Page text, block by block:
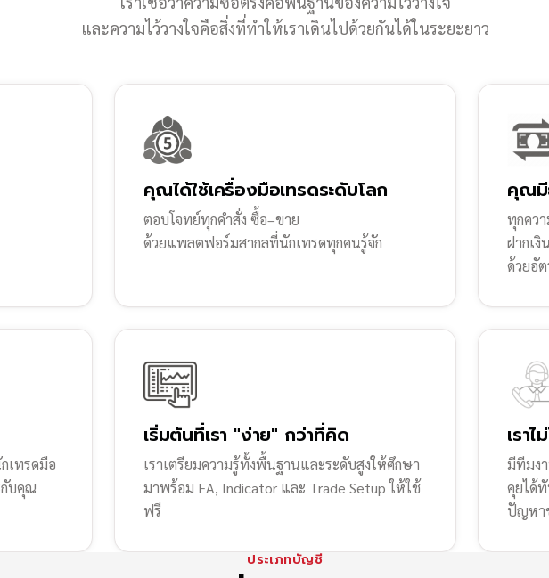
และความไว้วางใจคือสิ่งที่ทำให้เราเดินไปด้วยกันได้ในระยะยาว
คุณได้ใช้เครื่องมือเทรดระดับโลก
ตอบโจทย์ทุกคำสั่ง ซื้อ–ขาย
ด้วยแพลตฟอร์มสากลที่นักเทรดทุกคนรู้จัก
คุณมี
ทุกควา
ฝากเงิ
ด้วยอั
เทรดมือ
บคุณ
เริ่มต้นที่เรา "ง่าย" กว่าที่คิด
เราเตรียมความรู้ทั้งพื้นฐานและระดับสูงให้ศึกษา
มาพร้อม EA, Indicator และ Trade Setup ให้ใช้
ฟรี
เรา
มีทีมง
คุยได้
ปัญหา
ประเภทบัญชี